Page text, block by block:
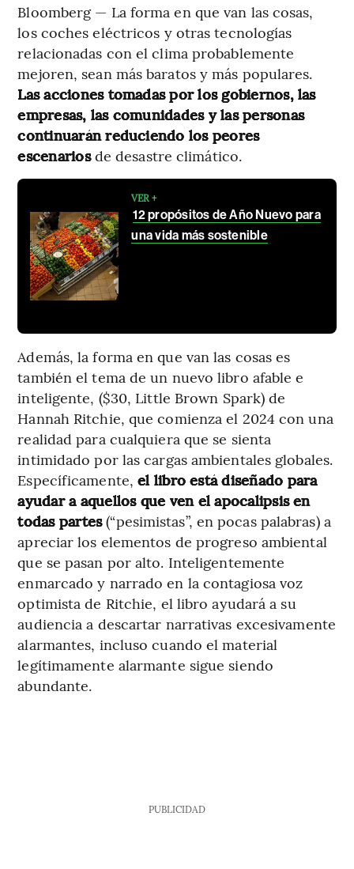
Bloomberg — La forma en que van las cosas,
los coches eléctricos y otras tecnologías
relacionadas con el clima probablemente
mejoren, sean más baratos y más populares.
Las acciones tomadas por los gobiernos, las
empresas, las comunidades y las personas
continuarán reduciendo los peores
escenariosde desastre climático.
VER +
12 propósitos de Año Nuevo para
una vida más sostenible
Además, la forma en que van las cosas es
también el tema de un nuevo libro afable e
inteligente, ($30, Little Brown Spark) de
Hannah Ritchie, que comienza el 2024 con una
realidad para cualquiera que se sienta
intimidado por las cargas ambientales globales.
Específicamente,el libro está diseñado para
ayudar a aquellos que ven el apocalipsis en
todas partes(“pesimistas”, en pocas palabras) a
apreciar los elementos de progreso ambiental
que se pasan por alto. Inteligentemente
enmarcado y narrado en la contagiosa voz
optimista de Ritchie, el libro ayudará a su
audiencia a descartar narrativas excesivamente
alarmantes, incluso cuando el material
legítimamente alarmante sigue siendo
abundante.
PUBLICIDAD